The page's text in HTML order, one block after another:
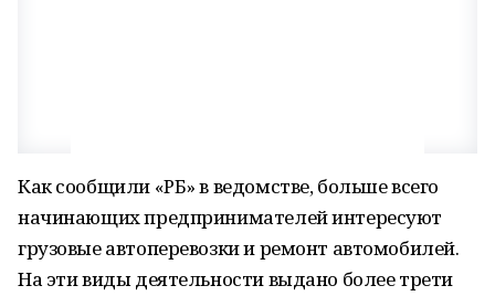
Как сообщили «РБ» в ведомстве, больше всего
начинающих предпринимателей интересуют
грузовые автоперевозки и ремонт автомобилей.
На эти виды деятельности выдано более трети